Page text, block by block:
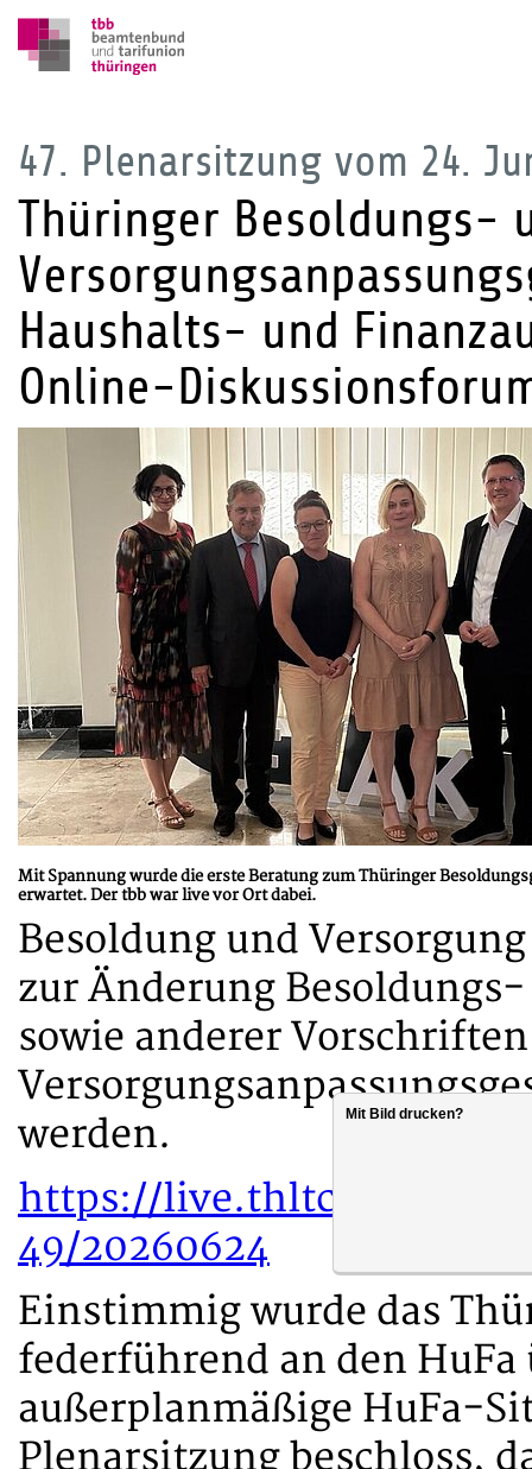
47. Plenarsitzung vom 24.
Thüringer Besoldungs-
Haushalts- und
Online-
Mit Spannung wurde die erste Beratung zum Thüringer
erwartet. Der tbb war live vor Ort dabei.
Besoldung und
zur Änderung
sowie anderer
werden.
https://live.thltcloud.de/
49/20260624
Einstimmig wurde das
federführend an den HuFa
außerplanmäßige HuFa-
Plenarsitzung beschloss,
Mit Bild drucken?